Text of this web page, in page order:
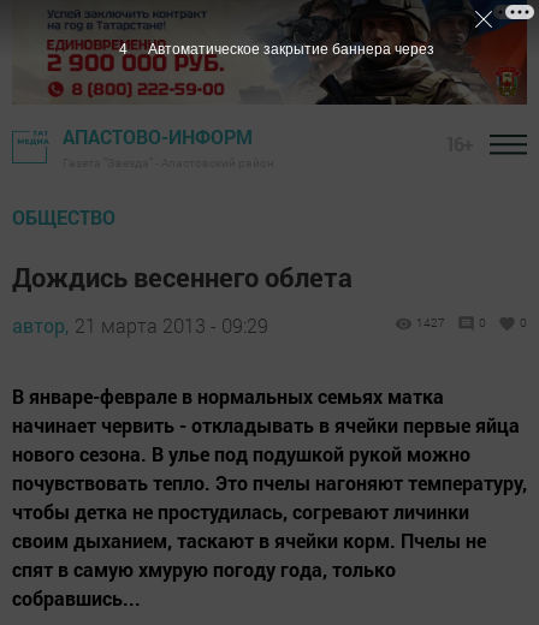
АПАСТОВО-ИНФОРМ
ОБЩЕСТВО
Дождись весеннего облета
автор, 21 марта 2013 - 09:29 1427 0 0
В январе-феврале в нормальных семьях матка
начинает червить - откладывать в ячейки первые яйца
нового сезона. В улье под подушкой рукой можно
почувствовать тепло. Это пчелы нагоняют температуру,
чтобы детка не простудилась, согревают личинки
своим дыханием, таскают в ячейки корм. Пчелы не
спят в самую хмурую погоду года, только
собравшись...
3 Автоматическое закрытие баннера через